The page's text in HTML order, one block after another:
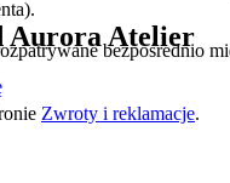
bezpośrednio
Zwroty i reklamacje.
Aurora Atelier